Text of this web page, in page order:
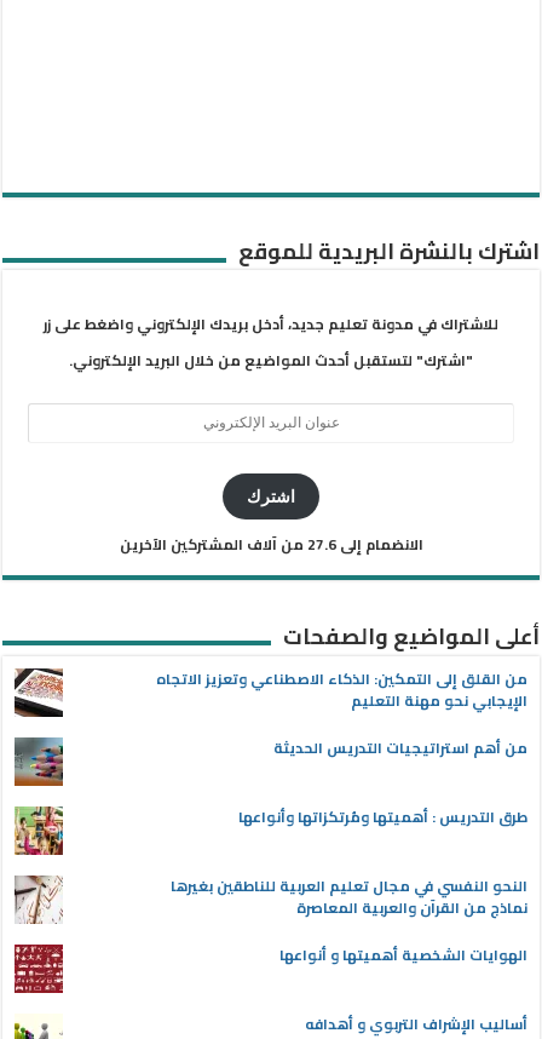
اشترك بالنشرة البريدية للموقع
للاشتراك في مدونة تعليم جديد، أدخل بريدك الإلكتروني واضغط على زر
"اشترك" لتستقبل أحدث المواضيع من خلال البريد الإلكتروني.
اشترك
الانضمام إلى 27.6 من آلاف المشتركين الآخرين
أعلى المواضيع والصفحات
من القلق إلى التمكين: الذكاء الاصطناعي وتعزيز الاتجاه
الإيجابي نحو مهنة التعليم
من أهم استراتيجيات التدريس الحديثة
طرق التدريس : أهميتها ومُرتكزاتها وأنواعها
النحو النفسي في مجال تعليم العربية للناطقين بغيرها
نماذج من القرآن والعربية المعاصرة
الهوايات الشخصية أهميتها و أنواعها
أساليب الإشراف التربوي و أهدافه